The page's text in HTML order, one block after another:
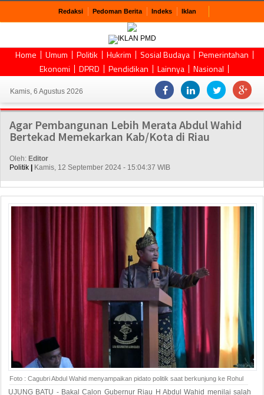
Redaksi Pedoman Berita Indeks Iklan
Home Umum Politik Hukrim Sosial Budaya
Pemerintahan
Ekonomi
DPRD Pendidikan Lainnya Nasional
Kamis, 6 Agustus 2026
Agar Pembangunan Lebih Merata Abdul Wahid
Bertekad Memekarkan Kab/Kota di Riau
Oleh: Editor
Politik
Kamis, 12 September 2024 - 15:04:37 WIB
Foto : Cagubri Abdul Wahid menyampaikan pidato politik saat berkunjung ke Rohul
UJUNG BATU - Bakal Calon Gubernur Riau H Abdul Wahid menilai salah